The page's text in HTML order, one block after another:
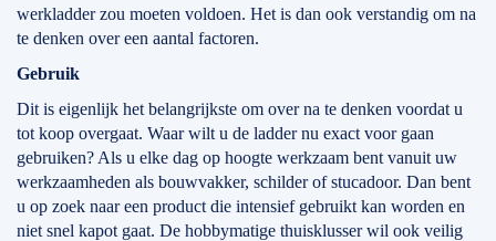
werkladder zou moeten voldoen. Het is dan ook verstandig om na
te denken over een aantal factoren.
Gebruik
Dit is eigenlijk het belangrijkste om over na te denken voordat u
tot koop overgaat. Waar wilt u de ladder nu exact voor gaan
gebruiken? Als u elke dag op hoogte werkzaam bent vanuit uw
werkzaamheden als bouwvakker, schilder of stucadoor. Dan bent
u op zoek naar een product die intensief gebruikt kan worden en
niet snel kapot gaat. De hobbymatige thuisklusser wil ook veilig